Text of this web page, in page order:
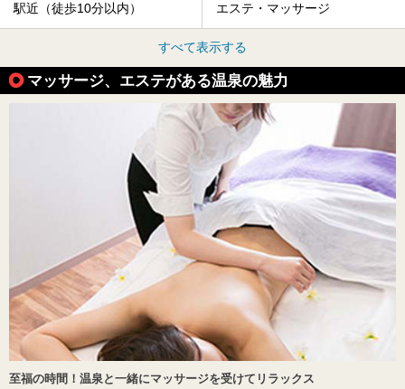
駅近（徒歩10分以内） エステ・マッサージ
すべて表示する
マッサージ、エステがある温泉の魅力
至福の時間！温泉と一緒にマッサージを受けてリラックス